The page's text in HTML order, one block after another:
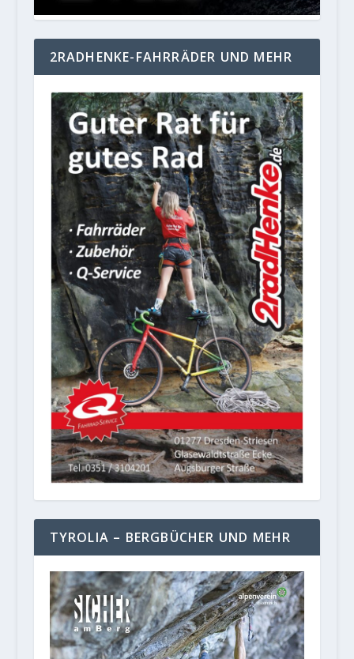
2RADHENKE-FAHRRÄDER UND MEHR
TYROLIA – BERGBÜCHER UND MEHR